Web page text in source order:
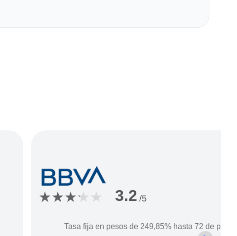
3.2 /5
Tasa fija en pesos de 249,85% hasta 72 de plazo.